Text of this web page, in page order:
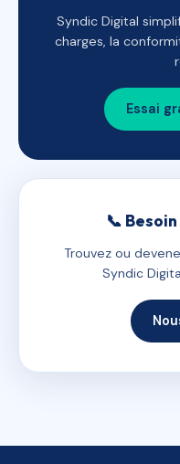
Syndic Digital
charges, la
Essai
📞
Trouvez ou
Syndic